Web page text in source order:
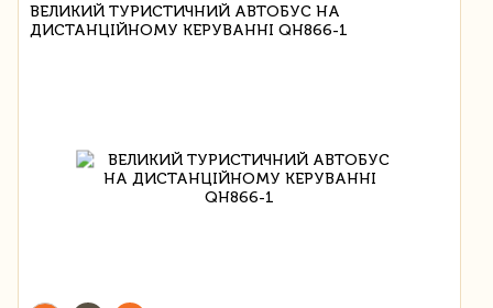
ВЕЛИКИЙ ТУРИСТИЧНИЙ АВТОБУС НА
ДИСТАНЦІЙНОМУ КЕРУВАННІ QH866-1